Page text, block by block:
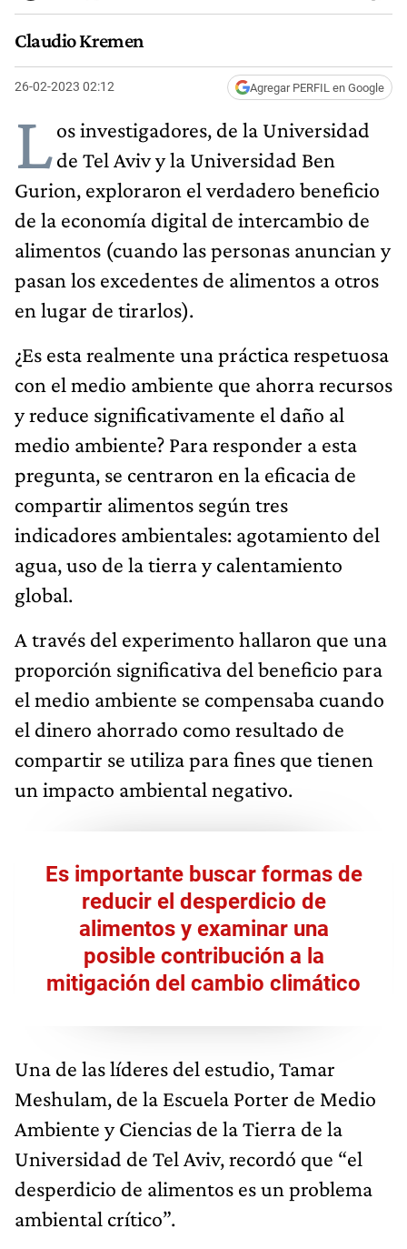
Claudio Kremen
26-02-2023 02:12 Agregar PERFIL en Google
Los investigadores, de la Universidad
de Tel Aviv y la Universidad Ben
Gurion, exploraron el verdadero beneficio
de la economía digital de intercambio de
alimentos (cuando las personas anuncian y
pasan los excedentes de alimentos a otros
en lugar de tirarlos).
¿Es esta realmente una práctica respetuosa
con el medio ambiente que ahorra recursos
y reduce significativamente el daño al
medio ambiente? Para responder a esta
pregunta, se centraron en la eficacia de
compartir alimentos según tres
indicadores ambientales: agotamiento del
agua, uso de la tierra y calentamiento
global.
A través del experimento hallaron que una
proporción significativa del beneficio para
el medio ambiente se compensaba cuando
el dinero ahorrado como resultado de
compartir se utiliza para fines que tienen
un impacto ambiental negativo.
Es importante buscar formas de
reducir el desperdicio de
alimentos y examinar una
posible contribución a la
mitigación del cambio climático
Una de las líderes del estudio, Tamar
Meshulam, de la Escuela Porter de Medio
Ambiente y Ciencias de la Tierra de la
Universidad de Tel Aviv, recordó que “el
desperdicio de alimentos es un problema
ambiental crítico”.